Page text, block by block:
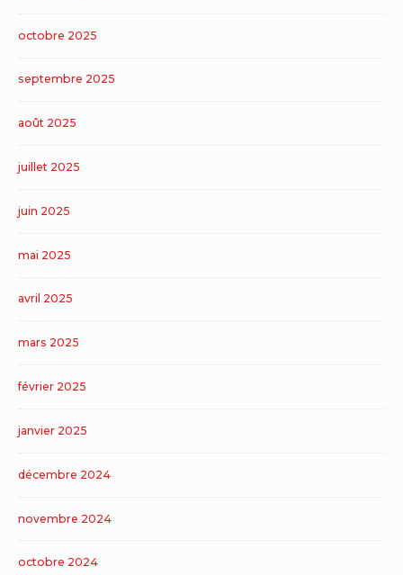
octobre 2025
septembre 2025
août 2025
juillet 2025
juin 2025
mai 2025
avril 2025
mars 2025
février 2025
janvier 2025
décembre 2024
novembre 2024
octobre 2024